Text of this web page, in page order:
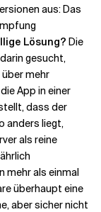
aus: Das
Lösung? Die
gesucht,
mehr
App in einer
dass der
anders liegt,
als reine
mehr als einmal
überhaupt eine
aber sicher nicht